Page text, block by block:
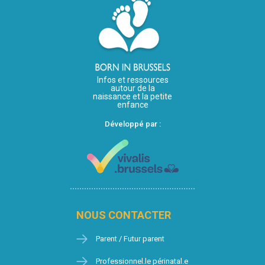
Infos et ressources
autour de la
naissance et la petite
enfance
Développé par :
NOUS CONTACTER
Parent / Futur parent
Professionnel.le périnatal.e